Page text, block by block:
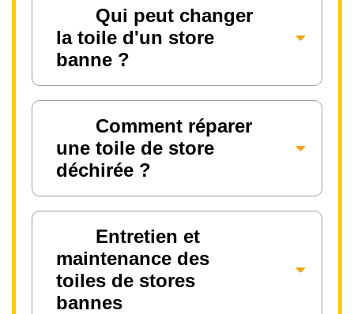
Qui peut changer
la toile d'un store
banne ?
Comment réparer
une toile de store
déchirée ?
Entretien et
maintenance des
toiles de stores
bannes